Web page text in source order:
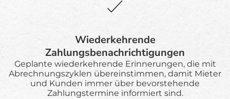
Wiederkehrende
Zahlungsbenachrichtigungen
Geplante wiederkehrende Erinnerungen, die mit
Abrechnungszyklen übereinstimmen, damit Mieter
und Kunden immer über bevorstehende
Zahlungstermine informiert sind.